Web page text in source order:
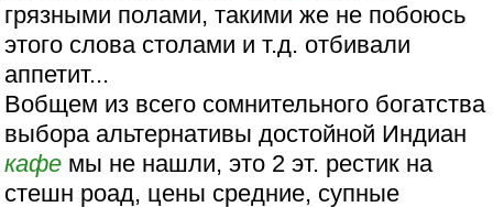
грязными полами, такими же не побоюсь
этого слова столами и т.д. отбивали
аппетит...
Вобщем из всего сомнительного богатства
выбора альтернативы достойной Индиан
кафе мы не нашли, это 2 эт. рестик на
стешн роад, цены средние, супные